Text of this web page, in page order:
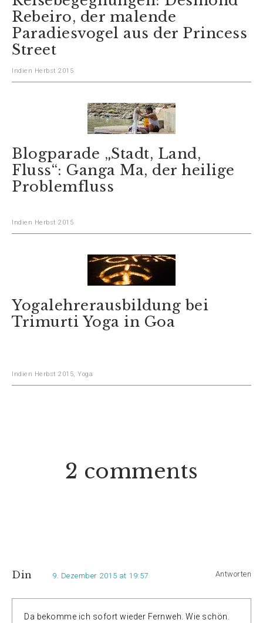
Rebeiro, der malende
Paradiesvogel aus der Princess
Street
Indien Herbst 2015
Blogparade „Stadt, Land,
Fluss“: Ganga Ma, der heilige
Problemfluss
Indien Herbst 2015
Yogalehrerausbildung bei
Trimurti Yoga in Goa
Indien Herbst 2015 Yoga
2 comments
Din 9. Dezember 2015 at 19:57 Antworten
Da bekomme ich sofort wieder Fernweh. Wie schön.